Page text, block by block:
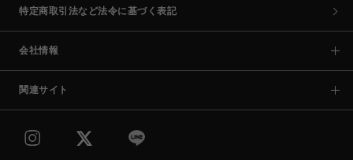
特定商取引法など法令に基づく表記
会社情報
関連サイト